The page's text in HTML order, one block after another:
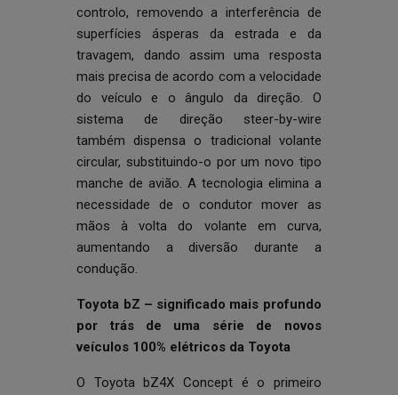
controlo, removendo a interferência de
superfícies ásperas da estrada e da
travagem, dando assim uma resposta
mais precisa de acordo com a velocidade
do veículo e o ângulo da direção. O
sistema de direção steer-by-wire
também dispensa o tradicional volante
circular, substituindo-o por um novo tipo
manche de avião. A tecnologia elimina a
necessidade de o condutor mover as
mãos à volta do volante em curva,
aumentando a diversão durante a
condução.
Toyota bZ – significado mais profundo
por trás de uma série de novos
veículos 100% elétricos da Toyota
O Toyota bZ4X Concept é o primeiro